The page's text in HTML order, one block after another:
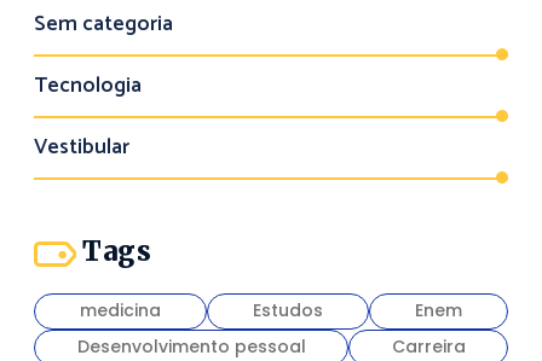
Sem categoria
Tecnologia
Vestibular
Tags
medicina Estudos
Enem
Desenvolvimento pessoal
Carreira